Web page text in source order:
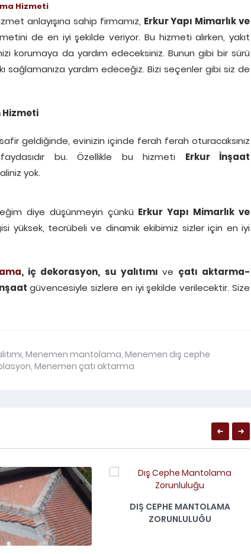
Hizmeti
anlayışına sahip firmamız, ErkurYapı Mimarlık ve
de en iyi şekilde veriyor. Bu hizmeti alırken, yakıt
korumaya da yardım edeceksiniz. Bunun gibi bir sürü
yardım edeceğiz. Bizi seçenler gibi siz de
Hizmeti
geldiğinde, evinizin içinde ferah ferah oturacaksınız
bu. Özellikle bu hizmeti Erkur İnşaat
yok.
diye düşünmeyin çünkü ErkurYapı Mimarlık ve
yüksek, tecrübeli ve dinamik ekibimiz sizler için en iyi
, iç dekorasyon, su yalıtımıve çatı aktarma-
güvencesiyle sizlere en iyi şekilde verilecektir. Size
, Menemen mantolama, Menemen dış cephe
, Menemen çatı aktarma
DIŞ CEPHE MANTOLAMA
ZORUNLULUĞU